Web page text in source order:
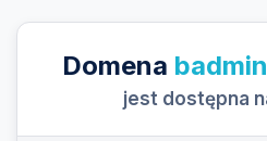
Domena
jest dostępna